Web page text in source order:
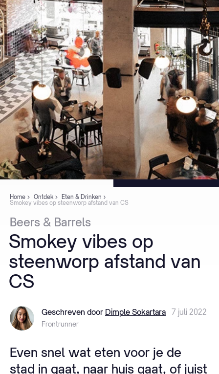
Home Ontdek
Eten & Drinken
Smokey vibes op steenworp afstand van CS
Beers & Barrels
Smokey vibes op
steenworp afstand van
CS
Geschreven door Dimple Sokartara 7 juli 2022
Frontrunner
Even snel wat eten voor je de
stad in gaat, naar huis gaat, of juist